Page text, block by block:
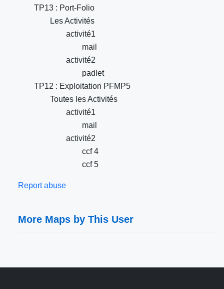
TP13 : Port-Folio
Les Activités
activité1
mail
activité2
padlet
TP12 : Exploitation PFMP5
Toutes les Activités
activité1
mail
activité2
ccf 4
ccf 5
Report abuse
More Maps by This User